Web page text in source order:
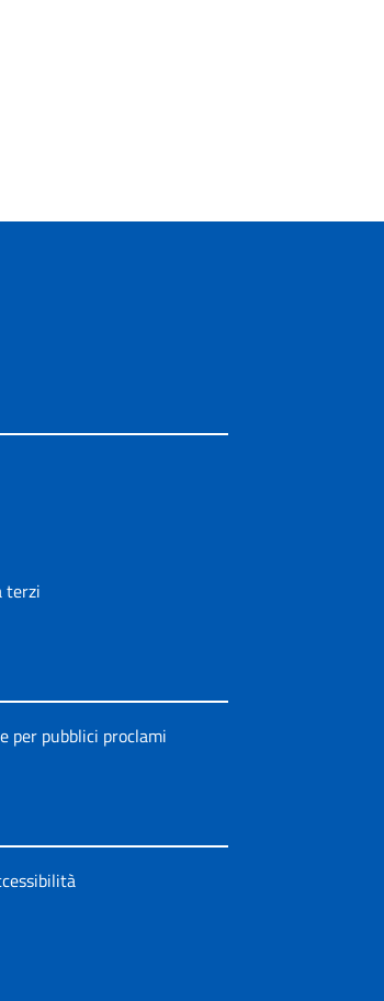
terzi
per pubblici proclami